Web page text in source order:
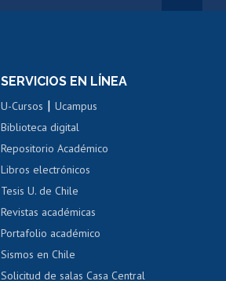
Cursos de español
Denuncias administrativas
SERVICIOS EN LÍNEA
U-Cursos |Ucampus
Biblioteca digital
Repositorio Académico
Libros electrónicos
Tesis U. de Chile
Revistas académicas
Portafolio académico
Sismos en Chile
Solicitud de salas Casa Central